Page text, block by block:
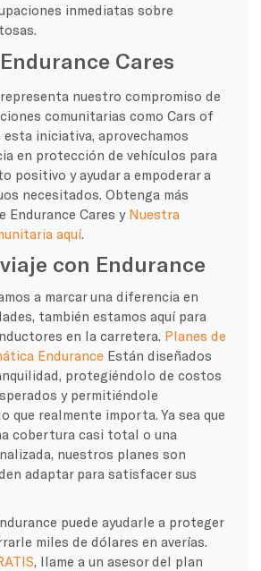
inmediatas sobre
Cares
nuestro compromiso de
comunitarias como Cars of
esta iniciativa, aprovechamos
en protección de vehículos para
positivo y ayudar a empoderar a
necesitados. Obtenga más
Endurance Cares y Nuestra
aquí.
con Endurance
a marcar una diferencia en
también estamos aquí para
en la carretera. Planes de
Endurance Están diseñados
protegiéndolo de costos
y permitiéndole
que realmente importa. Ya sea que
cobertura casi total o una
nuestros planes son
adaptar para satisfacer sus
puede ayudarle a proteger
miles de dólares en averías.
, llame a un asesor del plan